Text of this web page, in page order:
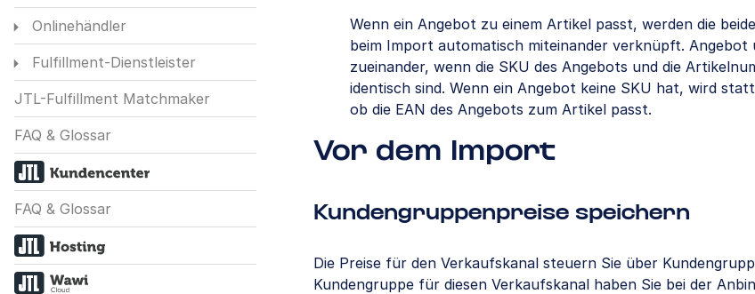
Onlinehändler
Fulfillment-Dienstleister
JTL-Fulfillment Matchmaker
FAQ & Glossar
FAQ & Glossar
Wenn ein Angebot zu einem Artikel passt, werden die
beim Import automatisch miteinander verknüpft. Angebot
zueinander, wenn die SKU des Angebots und die
identisch sind. Wenn ein Angebot keine SKU hat, wird
ob die EAN des Angebots zum Artikel passt.
Vor dem Import
Kundengruppenpreise speichern
Die Preise für den Verkaufskanal steuern Sie über
Kundengruppe für diesen Verkaufskanal haben Sie bei der